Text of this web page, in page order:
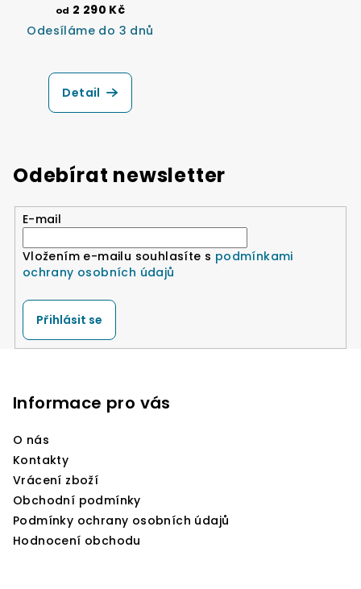
od 2 290 Kč
Odesíláme do 3 dnů
Detail
Odebírat newsletter
E-mail
Vložením e-mailu souhlasíte s podmínkami
ochrany osobních údajů
Přihlásit se
Informace pro vás
O nás
Kontakty
Vrácení zboží
Obchodní podmínky
Podmínky ochrany osobních údajů
Hodnocení obchodu